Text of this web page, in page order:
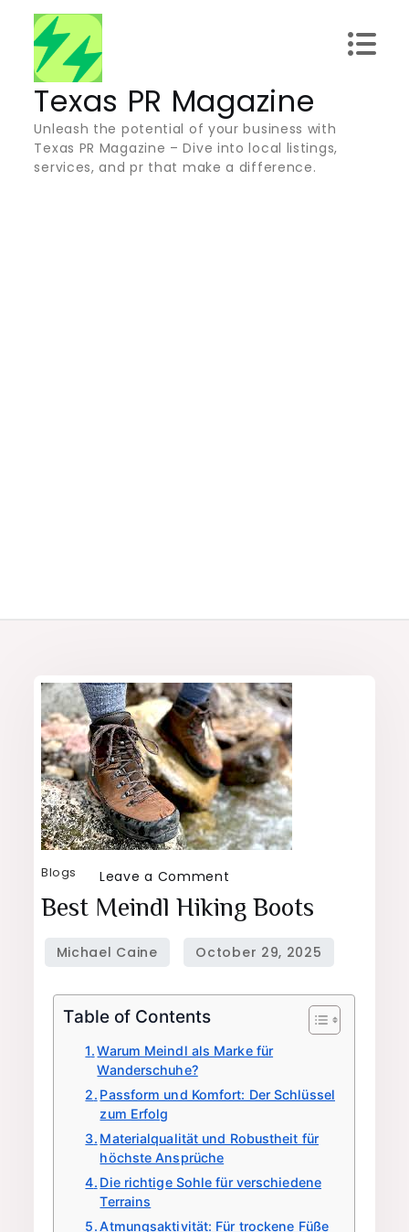
content
Texas PR Magazine
Unleash the potential of your business with
Texas PR Magazine – Dive into local listings,
services, and pr that make a difference.
Blogs Leave a Comment
Best
Meindl
hiking
Best Meindl Hiking Boots
Table of Contents
Warum Meindl als Marke für
Wanderschuhe?
Passform und Komfort: Der Schlüssel
zum Erfolg
Materialqualität und Robustheit für
höchste Ansprüche
Die richtige Sohle für verschiedene
Terrains
Atmungsaktivität: Für trockene Füße